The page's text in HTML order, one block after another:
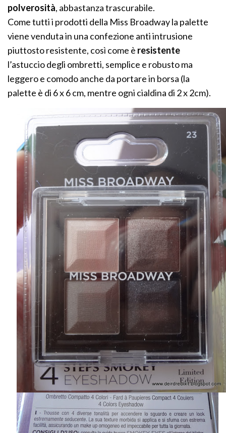
polverosità, abbastanza trascurabile.
Come tutti i prodotti della Miss Broadway la palette
viene venduta in una confezione anti intrusione
piuttosto resistente, così come è resistente
l’astuccio degli ombretti, semplice e robusto ma
leggero e comodo anche da portare in borsa (la
palette è di 6 x 6 cm, mentre ogni cialdina di 2 x 2cm).